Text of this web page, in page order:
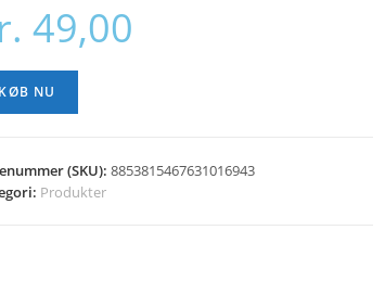
49,00
KØB NU
(SKU):8853815467631016943
Produkter